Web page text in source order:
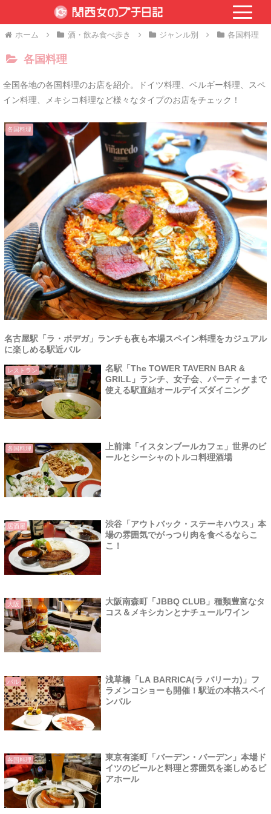
ホーム 酒・飲み食べ歩き ジャンル別 各国料理
各国料理
全国各地の各国料理のお店を紹介。ドイツ料理、ベルギー料理、スペ
イン料理、メキシコ料理など様々なタイプのお店をチェック！
各国料理
名古屋駅「ラ・ボデガ」ランチも夜も本場スペイン料理をカジュアル
に楽しめる駅近バル
レストラン
名駅「The TOWER TAVERN BAR &
GRILL」ランチ、女子会、パーティーまで
使える駅直結オールデイズダイニング
各国料理
上前津「イスタンブールカフェ」世界のビ
ールとシーシャのトルコ料理酒場
居酒屋
渋谷「アウトバック・ステーキハウス」本
場の雰囲気でがっつり肉を食ベるならこ
こ！
大阪
大阪南森町「JBBQ CLUB」種類豊富なタ
コス＆メキシカンとナチュールワイン
バル
浅草橋「LA BARRICA(ラ バリーカ)」フ
ラメンコショーも開催！駅近の本格スペイ
ンバル
各国料理
東京有楽町「バーデン・バーデン」本場ド
イツのビールと料理と雰囲気を楽しめるビ
アホール